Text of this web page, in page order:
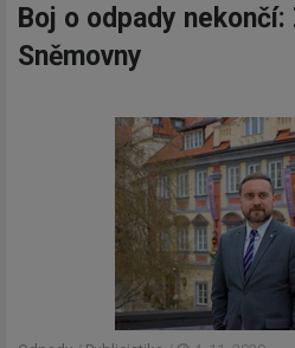
Boj o odpady
Sněmovny